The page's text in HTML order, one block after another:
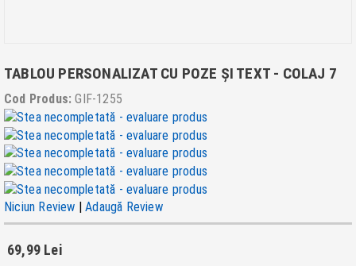
TABLOU PERSONALIZAT CU POZE ȘI TEXT - COLAJ 7
Cod Produs: GIF-1255
Niciun Review |Adaugă Review
69,99 Lei